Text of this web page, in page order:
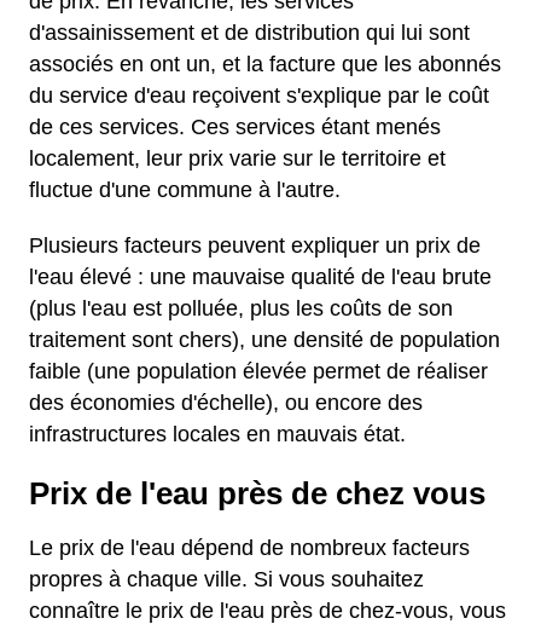
d'assainissement et de distribution qui lui sont
associés en ont un, et la facture que les abonnés
du service d'eau reçoivent s'explique par le coût
de ces services. Ces services étant menés
localement, leur prix varie sur le territoire et
fluctue d'une commune à l'autre.
Plusieurs facteurs peuvent expliquer un prix de
l'eau élevé : une mauvaise qualité de l'eau brute
(plus l'eau est polluée, plus les coûts de son
traitement sont chers), une densité de population
faible (une population élevée permet de réaliser
des économies d'échelle), ou encore des
infrastructures locales en mauvais état.
Prix de l'eau près de chez vous
Le prix de l'eau dépend de nombreux facteurs
propres à chaque ville. Si vous souhaitez
connaître le prix de l'eau près de chez-vous, vous